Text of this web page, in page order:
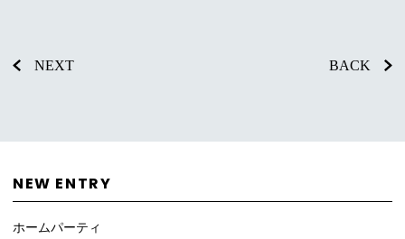
NEXT BACK
NEW ENTRY
ホームパーティ